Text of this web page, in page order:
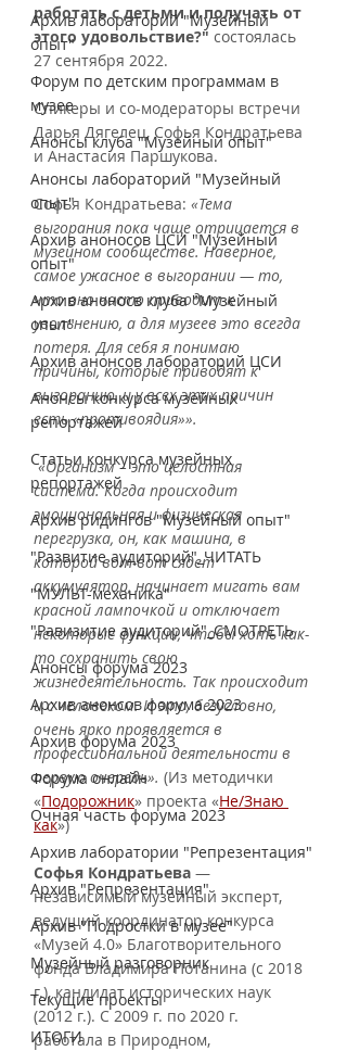
Архив лабораторий "Музейный
опыт"
Форум по детским программам в
музее
Анонсы клуба "Музейный опыт"
Анонсы лабораторий "Музейный
опыт"
Архив аноносов ЦСИ "Музейный
опыт"
Архив аноносв клуба "Музейный
опыт"
Архив анонсов лабораторий ЦСИ
Анонсы конкурса музейных
репортажей
Статьи конкурса музейных
репортажей
Архив ридингов "Музейный опыт"
"Развитие аудиторий"_ЧИТАТЬ
"МУЛЬТ-механика"
"Равизитие аудиторий"_СМОТРЕТЬ
Анонсы форума 2023
Архив анонсов форума 2023
Архив форума 2023
Форума онлайн
Очная часть форума 2023
Архив лаборатории "Репрезентация"
Архив "Репрезентация"
Архив "Подростки в музее"
Музейный разговорник
Текущие проекты
ИТОГИ
работать с детьми и получать от
этого удовольствие?" состоялась
27 сентября 2022.
Спикеры и со-модераторы встречи
Дарья Дягелец, Софья Кондратьева
и Анастасия Паршукова.
Софья Кондратьева: «Тема
выгорания пока чаще отрицается в
музейном сообществе. Наверное,
самое ужасное в выгорании — то,
что оно часто приводит к
увольнению, а для музеев это всегда
потеря. Для себя я понимаю
причины, которые приводят к
выгоранию, и у всех этих причин
есть «противоядия»».
«Организм – это целостная
система. Когда происходит
эмоциональная и физическая
перегрузка, он, как машина, в
которой вот-вот сядет
аккумулятор, начинает мигать вам
красной лампочкой и отключает
некоторые функции, чтобы хоть как-
то сохранить свою
жизнедеятельность. Так происходит
и с человеком. И это, безусловно,
очень ярко проявляется в
профессиональной деятельности в
первую очередь». (Из методички
«Подорожник» проекта «Не/Знаю
как»)
Софья Кондратьева —
независимый музейный эксперт,
ведущий координатор конкурса
«Музей 4.0» Благотворительного
фонда Владимира Потанина (с 2018
г.), кандидат исторических наук
(2012 г.). С 2009 г. по 2020 г.
работала в Природном,